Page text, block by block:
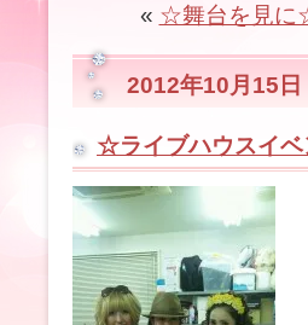
« ☆舞台を見
2012年10月15日
☆ライブハウスイ